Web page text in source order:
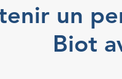
un
Biot